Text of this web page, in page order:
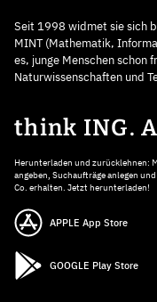
Seit 1998 widmet sie sich
MINT (Mathematik,
es, junge Menschen schon
Naturwissenschaften und
think ING.
Herunterladen und zurücklehnen:
angeben, Suchaufträge anlegen
Co. erhalten. Jetzt herunterladen!
APPLE App Store
GOOGLE Play Store